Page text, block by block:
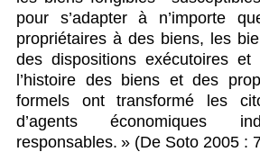
pour s’adapter à n’importe
propriétaires à des biens, les
des dispositions exécutoires
l’histoire des biens et des
formels ont transformé les
d’agents économiques
responsables. » (De Soto 2005 :